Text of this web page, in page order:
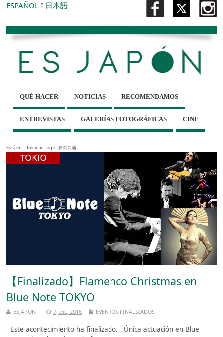
ESPAÑOL I 日本語
QUÉ HACER NOTICIAS RECOMENDAMOS
ENTREVISTAS GALERÍAS FOTOGRÁFICAS CINE
Está en : Inicio» Tag » 夢の共演
【Finalizado】Flamenco Christmas en
Blue Note TOKYO
ESJAPON 7, dic, 2016 EVENTOS FINALIZADOS
Este acontecimiento ha finalizado. Única actuación en Blue